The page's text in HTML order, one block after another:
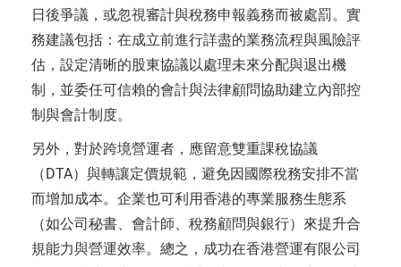
日後爭議，或忽視審計與稅務申報義務而被處罰。實
務建議包括：在成立前進行詳盡的業務流程與風險評
估，設定清晰的股東協議以處理未來分配與退出機
制，並委任可信賴的會計與法律顧問協助建立內部控
制與會計制度。
另外，對於跨境營運者，應留意雙重課稅協議
（DTA）與轉讓定價規範，避免因國際稅務安排不當
而增加成本。企業也可利用香港的專業服務生態系
（如公司秘書、會計師、稅務顧問與銀行）來提升合
規能力與營運效率。總之，成功在香港營運有限公司